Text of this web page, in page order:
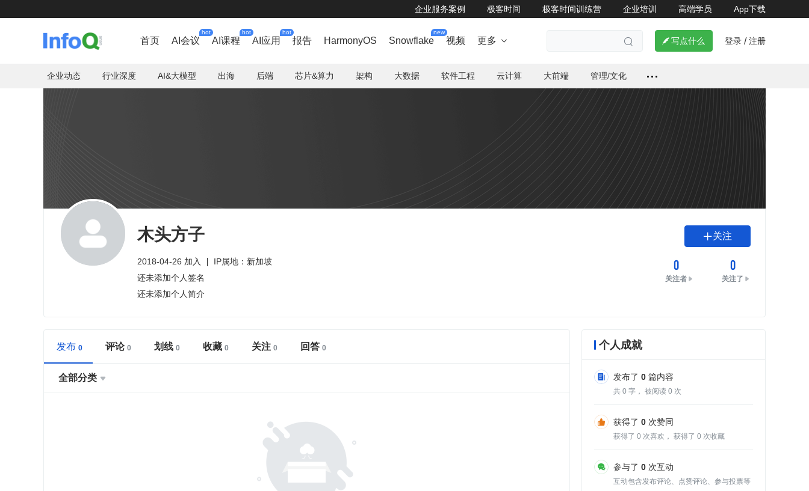
企业服务案例 极客时间 极客时间训练营 企业培训 高端学员 App下载
首页 AI会议
hot
AI课程
hot
AI应用
hot
报告 HarmonyOS Snowflake
new
视频 更多    写点什么 登录 / 注册
企业动态 行业深度 AI&大模型 出海 后端 芯片&算力 架构 大数据 软件工程 云计算 大前端 管理/文化
木头方子
2018-04-26 加入
IP属地：新加坡
还未添加个人签名
还未添加个人简介
关注
0
关注者
0
关注了
发布 评论 划线 收藏 关注 回答
全部分类 
个人成就
发布了 0 篇内容
共 0 字， 被阅读 0 次
获得了 0 次赞同
获得了 0 次喜欢， 获得了 0 次收藏
参与了 0 次互动
互动包含发布评论、点赞评论、参与投票等